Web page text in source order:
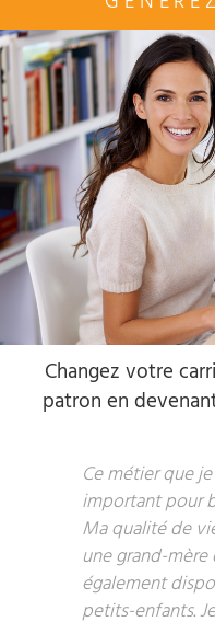
Changez votre
patron en
Ce métier que
important pour
Ma qualité de
une grand-
également
petits-enfants.